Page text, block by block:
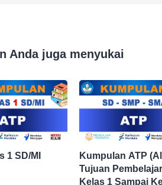
Anda juga menyukai
1 SD/MI
Kumpulan ATP
Tujuan
Kelas 1 Sampai